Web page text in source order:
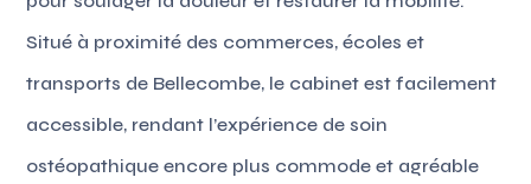
Situé à proximité des commerces, écoles et
transports de Bellecombe, le cabinet est facilement
accessible, rendant l’expérience de soin
ostéopathique encore plus commode et agréable